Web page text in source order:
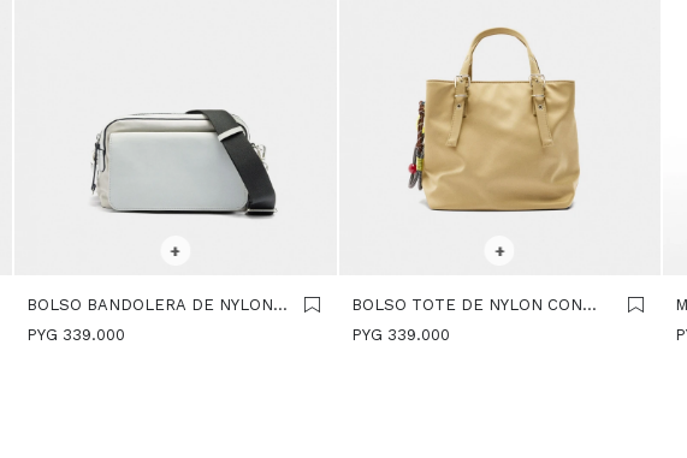
+
BOLSO BANDOLERA DE NYLON
CON SOLAPA - BLANCO
PYG 339.000
+
BOLSO TOTE DE NYLON CON
COLGANTE - CAMEL
PYG 339.000